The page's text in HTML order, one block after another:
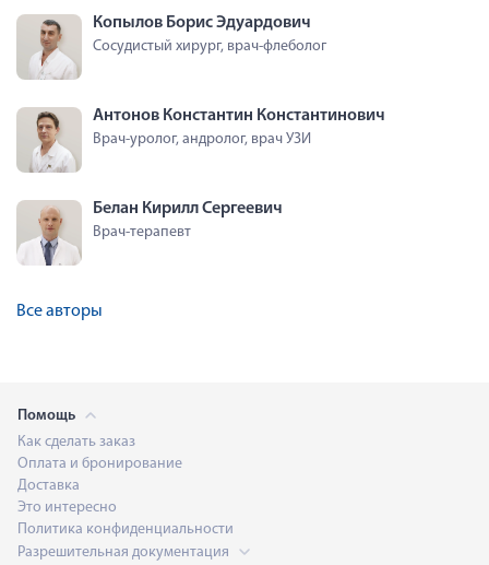
Копылов Борис Эдуардович
Сосудистый хирург, врач-флеболог
Антонов Константин Константинович
Врач-уролог, андролог, врач УЗИ
Белан Кирилл Сергеевич
Врач-терапевт
Все авторы
Помощь
Как сделать заказ
Оплата и бронирование
Доставка
Это интересно
Политика конфиденциальности
Разрешительная документация